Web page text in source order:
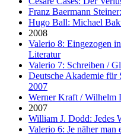
Franz Baermann
Hugo Ball: Michael
2008
Valerio 8: Eingezogen
Literatur
Valerio 7: Schreiben /
Deutsche Akademie für
2007
Werner Kraft / Wilhelm
2007
William J. Dodd: Jedes
Valerio 6: Je näher man